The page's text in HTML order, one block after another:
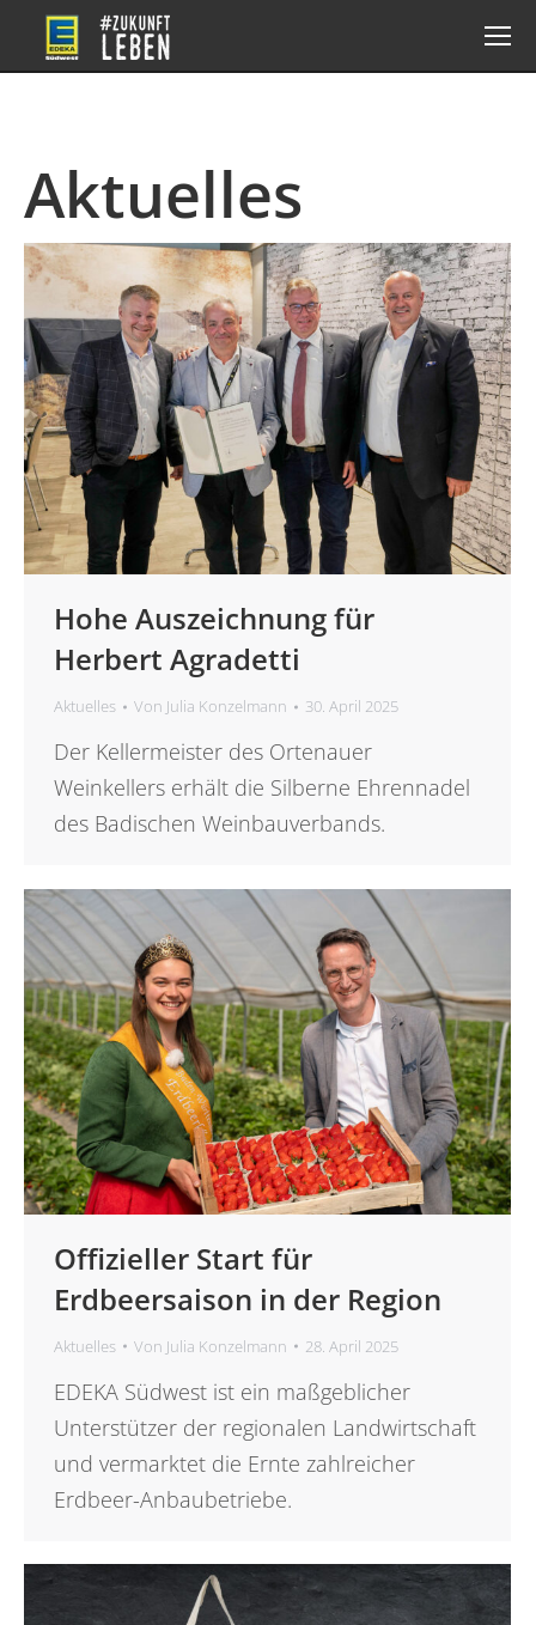
Aktuelles
Hohe Auszeichnung für
Herbert Agradetti
Aktuelles Von Julia Konzelmann 30. April 2025
Der Kellermeister des Ortenauer
Weinkellers erhält die Silberne Ehrennadel
des Badischen Weinbauverbands.
Offizieller Start für
Erdbeersaison in der Region
Aktuelles Von Julia Konzelmann 28. April 2025
EDEKA Südwest ist ein maßgeblicher
Unterstützer der regionalen Landwirtschaft
und vermarktet die Ernte zahlreicher
Erdbeer-Anbaubetriebe.